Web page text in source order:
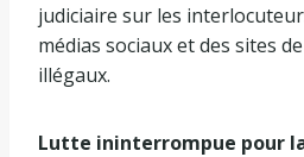
judiciaire sur les
médias sociaux et des sites
illégaux.
Lutte ininterrompue pour